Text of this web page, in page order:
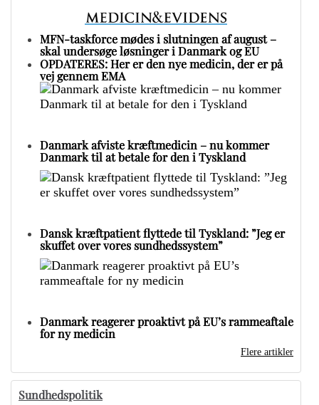
MFN-taskforce mødes i slutningen af august –
skal undersøge løsninger i Danmark og EU
OPDATERES: Her er den nye medicin, der er på
vej gennem EMA
Danmark afviste kræftmedicin – nu kommer
Danmark til at betale for den i Tyskland
Dansk kræftpatient flyttede til Tyskland: ”Jeg er
skuffet over vores sundhedssystem”
Danmark reagerer proaktivt på EU’s rammeaftale
for ny medicin
Flere artikler
Sundhedspolitik